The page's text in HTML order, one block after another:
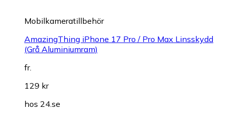
Mobilkameratillbehör
AmazingThing iPhone 17 Pro / Pro Max Linsskydd
(Grå Aluminiumram)
fr.
129 kr
hos 24.se